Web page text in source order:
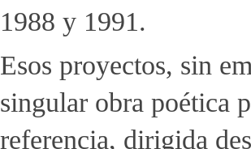
1988 y 1991.
Esos proyectos, sin
singular obra poética
referencia, dirigida